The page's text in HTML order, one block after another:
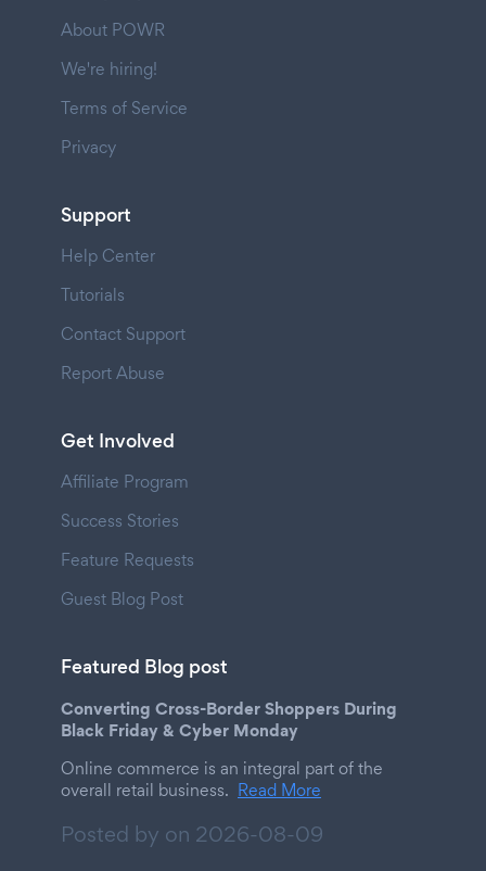
About POWR
We're hiring!
Terms of Service
Privacy
Support
Help Center
Tutorials
Contact Support
Report Abuse
Get Involved
Affiliate Program
Success Stories
Feature Requests
Guest Blog Post
Featured Blog post
Converting Cross-Border Shoppers During
Black Friday & Cyber Monday
Online commerce is an integral part of the
overall retail business. Read More
Posted by on 2026-08-09